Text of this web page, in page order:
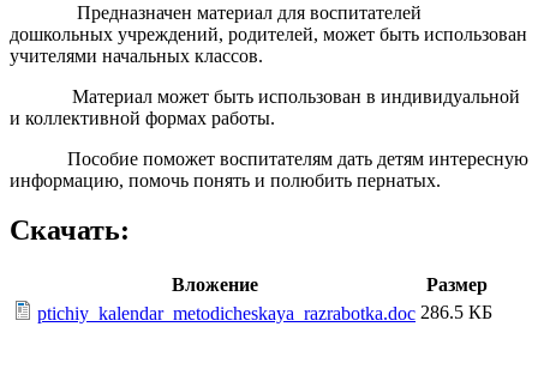
Предназначен материал для воспитателей
дошкольных учреждений, родителей, может быть использован
учителями начальных классов.
Материал может быть использован в индивидуальной
и коллективной формах работы.
Пособие поможет воспитателям дать детям интересную
информацию, помочь понять и полюбить пернатых.
Скачать:
Вложение
Размер
ptichiy_kalendar_metodicheskaya_razrabotka.doc 286.5 КБ